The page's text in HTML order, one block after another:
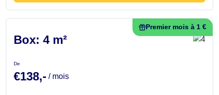
Premier mois à 1 €
Box: 4 m²
De
€138,- / mois